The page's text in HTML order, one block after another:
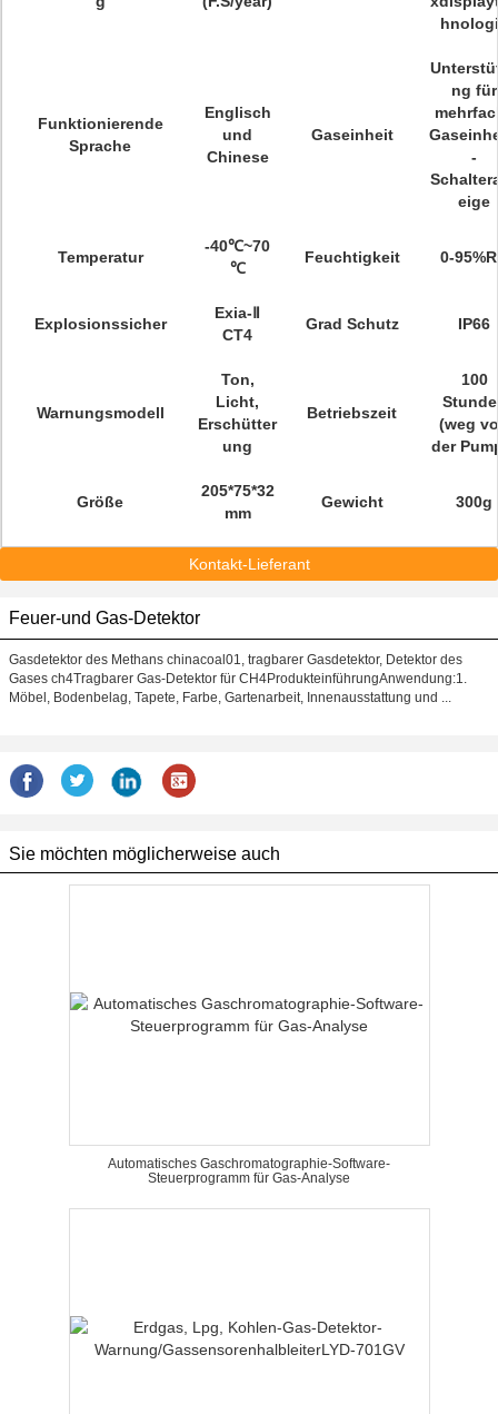
Funktionierende
Sprache
Englisch
und
Chinese
Gaseinheit
ng für
-
eige
Temperatur
-40℃~70
℃
Feuchtigkeit 0-
Explosionssicher
Exia-Ⅱ
CT4
Grad Schutz IP66
Warnungsmodell
Ton,
Licht,
Erschütter
ung
Betriebszeit
100
(weg
der
Größe
205*75*32
mm
Gewicht 300g
Kontakt-Lieferant
Feuer-und Gas-Detektor
Gasdetektor des Methans chinacoal01, tragbarer Gasdetektor, Detektor des
Gases ch4Tragbarer Gas-Detektor für CH4ProdukteinführungAnwendung:1.
Möbel, Bodenbelag, Tapete, Farbe, Gartenarbeit, Innenausstattung und ...
Sie möchten möglicherweise auch
Automatisches Gaschromatographie-Software-
Steuerprogramm für Gas-Analyse